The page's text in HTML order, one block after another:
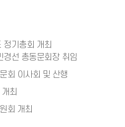
정기총회 개최
경선 총동문회장 취임
회 이사회 및 산행
최
회 개최